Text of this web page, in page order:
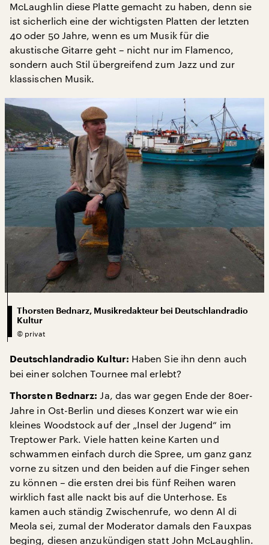
McLaughlin diese Platte gemacht zu haben, denn sie
ist sicherlich eine der wichtigsten Platten der letzten
40 oder 50 Jahre, wenn es um Musik für die
akustische Gitarre geht – nicht nur im Flamenco,
sondern auch Stil übergreifend zum Jazz und zur
klassischen Musik.
Thorsten Bednarz, Musikredakteur bei Deutschlandradio
Kultur
© privat
Deutschlandradio Kultur: Haben Sie ihn denn auch
bei einer solchen Tournee mal erlebt?
Thorsten Bednarz: Ja, das war gegen Ende der 80er-
Jahre in Ost-Berlin und dieses Konzert war wie ein
kleines Woodstock auf der „Insel der Jugend“ im
Treptower Park. Viele hatten keine Karten und
schwammen einfach durch die Spree, um ganz ganz
vorne zu sitzen und den beiden auf die Finger sehen
zu können – die ersten drei bis fünf Reihen waren
wirklich fast alle nackt bis auf die Unterhose. Es
kamen auch ständig Zwischenrufe, wo denn Al di
Meola sei, zumal der Moderator damals den Fauxpas
beging, diesen anzukündigen statt John McLaughlin.